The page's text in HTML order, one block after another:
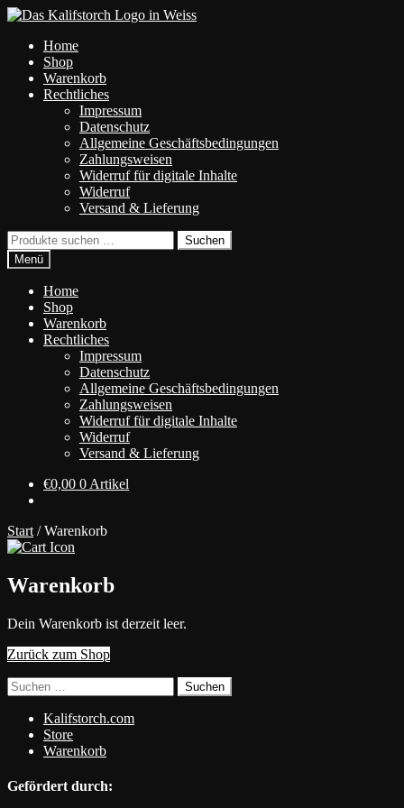
Zur
springen
Zum
springenHome
Shop
Warenkorb
Rechtliches
Impressum
Datenschutz
Allgemeine Geschäftsbedingungen
Zahlungsweisen
Widerruf für digitale Inhalte
Widerruf
Versand & Lieferung
Suchen
nach:
Suchen
Menü
Home
Shop
Warenkorb
Rechtliches
Impressum
Datenschutz
Allgemeine Geschäftsbedingungen
Zahlungsweisen
Widerruf für digitale Inhalte
Widerruf
Versand & Lieferung
€0,00 0 Artikel
Start /Warenkorb
Warenkorb
Dein Warenkorb ist derzeit leer.
Zurück zum Shop
Suchen
nach:
Kalifstorch.com
Store
Warenkorb
Gefördert durch: